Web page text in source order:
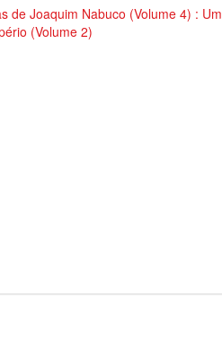
de Joaquim Nabuco (Volume 4) : Um
(Volume 2)